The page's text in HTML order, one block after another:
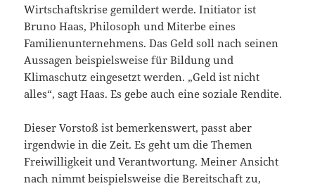
Wirtschaftskrise gemildert werde. Initiator ist
Bruno Haas, Philosoph und Miterbe eines
Familienunternehmens. Das Geld soll nach seinen
Aussagen beispielsweise für Bildung und
Klimaschutz eingesetzt werden. „Geld ist nicht
alles“, sagt Haas. Es gebe auch eine soziale Rendite.
Dieser Vorstoß ist bemerkenswert, passt aber
irgendwie in die Zeit. Es geht um die Themen
Freiwilligkeit und Verantwortung. Meiner Ansicht
nach nimmt beispielsweise die Bereitschaft zu,